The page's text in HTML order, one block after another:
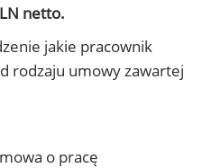
netto.
jakie pracownik
rodzaju umowy zawartej
o pracę